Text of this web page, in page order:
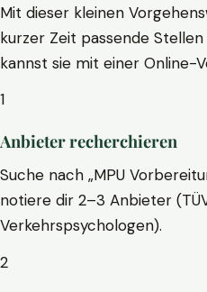
Mit dieser kleinen
kurzer Zeit passende
kannst sie mit einer Online-
1
Anbieter recherchieren
Suche nach „MPU
notiere dir 2–3 Anbieter
Verkehrspsychologen).
2